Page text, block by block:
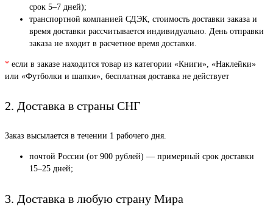
срок 5–7 дней);
транспортной компанией СДЭК, стоимость доставки заказа и
время доставки рассчитывается индивидуально. День отправки
заказа не входит в расчетное время доставки.
* если в заказе находится товар из категории «Книги», «Наклейки»
или «Футболки и шапки», бесплатная доставка не действует
2. Доставка в страны СНГ
Заказ высылается в течении 1 рабочего дня.
почтой России (от 900 рублей) — примерный срок доставки
15–25 дней;
3. Доставка в любую страну Мира